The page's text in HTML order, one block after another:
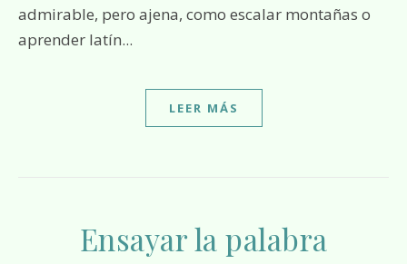
admirable, pero ajena, como escalar montañas o
aprender latín...
LEER MÁS
Ensayar la palabra